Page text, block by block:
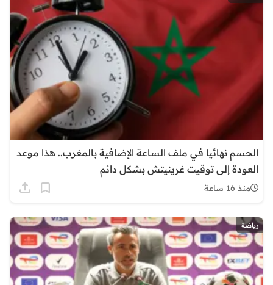
الحسم نهائيا في ملف الساعة الإضافية بالمغرب.. هذا موعد
العودة إلى توقيت غرينيتش بشكل دائم
منذ 16 ساعة
رياضة